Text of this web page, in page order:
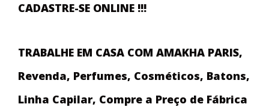
CADASTRE-SE ONLINE !!!
TRABALHE EM CASA COM AMAKHA PARIS,
Revenda, Perfumes, Cosméticos, Batons,
Linha Capilar, Compre a Preço de Fábrica